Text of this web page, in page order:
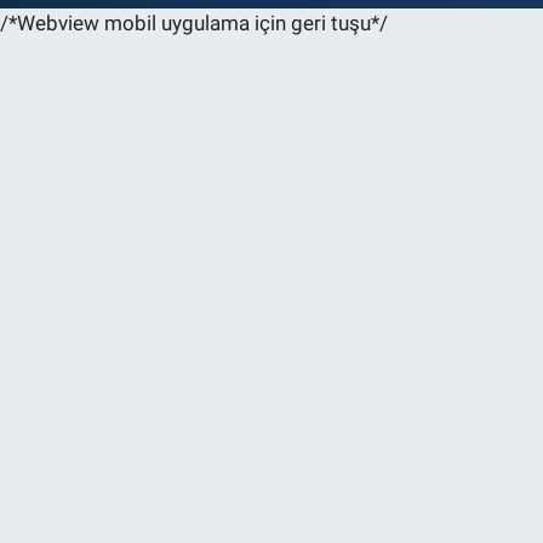
/*Webview mobil uygulama için geri tuşu*/